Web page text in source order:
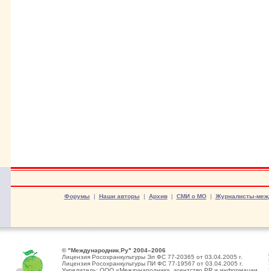
Форумы | Наши авторы | Архив| СМИ о МО| Журналисты-
© "Международник.Ру" 2004–2006
Лицензия Росохранкультуры Эл ФС 77-20365 от 03.04.2005 г.
Лицензия Росохранкультуры ПИ ФС 77-19567 от 03.04.2005 г.